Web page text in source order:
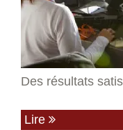
Des résultats
Lire